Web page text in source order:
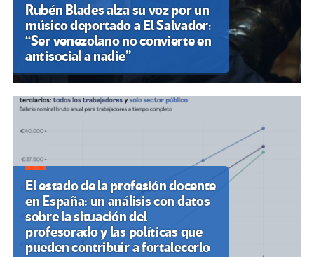
Rubén Blades alza su voz por un
músico deportado a El Salvador:
“Ser venezolano no convierte en
antisocial a nadie”
El estado de la profesión docente
en España: un análisis con datos
sobre la situación del
profesorado y las políticas que
pueden contribuir a fortalecerlo